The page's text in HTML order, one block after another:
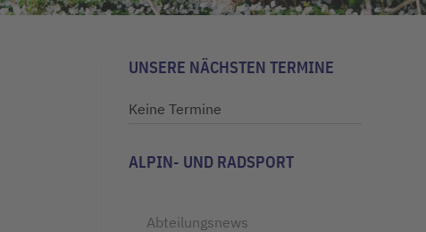
UNSERE NÄCHSTEN TERMINE
Keine Termine
ALPIN- UND RADSPORT
Abteilungsnews